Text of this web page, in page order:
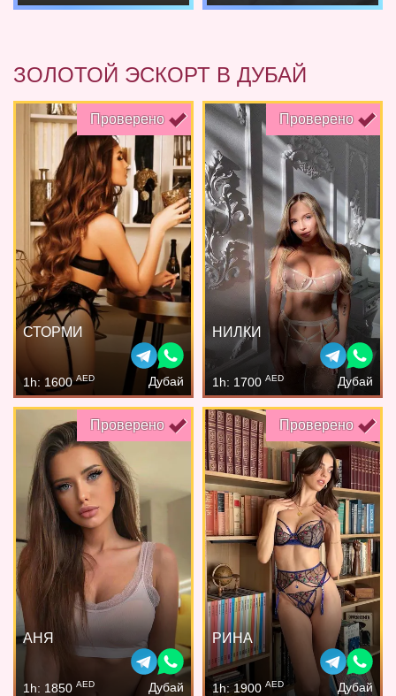
ЗОЛОТОЙ ЭСКОРТ В ДУБАЙ
Проверено
СТОРМИ
1h: 1600AED Дубай
Проверено
НИЛКИ
1h: 1700 AED Дубай
Проверено
АНЯ
1h: 1850 AED Дубай
Проверено
РИНА
1h: 1900 AED Дубай